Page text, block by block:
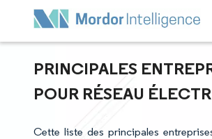
PRINCIPALES
POUR RÉSEAU
Cette liste des principales